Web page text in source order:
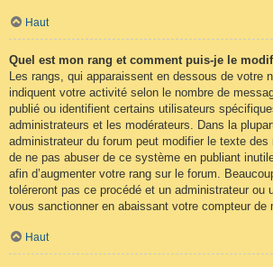
Haut
Quel est mon rang et comment puis-je le
Les rangs, qui apparaissent en dessous de votre
indiquent votre activité selon le nombre de
publié ou identifient certains utilisateurs
administrateurs et les modérateurs. Dans la
administrateur du forum peut modifier le texte des
de ne pas abuser de ce système en publiant
afin d’augmenter votre rang sur le forum.
toléreront pas ce procédé et un administrateur ou
vous sanctionner en abaissant votre compteur de
Haut